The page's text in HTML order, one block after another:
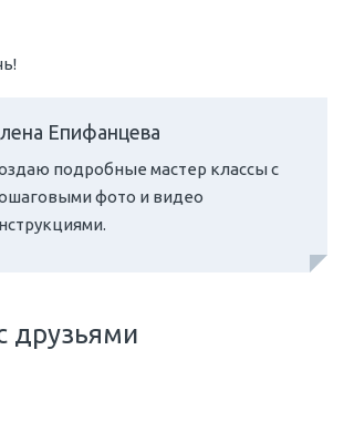
Епифанцева
подробные мастер классы с
фото и видео
друзьями